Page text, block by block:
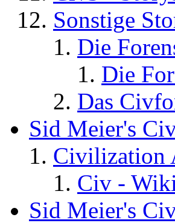
Sonstige
Die
Die
Das
Sid Meier's
Civilization
Civ -
Sid Meier's